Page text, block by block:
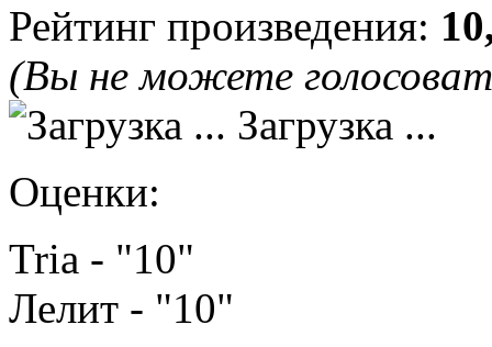
Рейтинг произведения:
(Вы не можете
Загрузка ...
Оценки:
Tria - "10"
Лелит - "10"